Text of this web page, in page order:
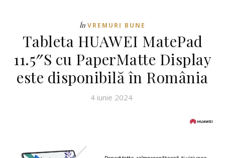
În VREMURI BUNE
Tableta HUAWEI MatePad
11.5″S cu PaperMatte Display
este disponibilă în România
4 iunie 2024